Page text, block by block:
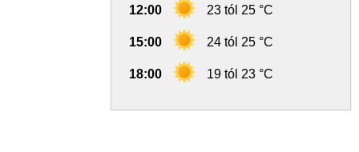
12:00 23 tól 25 °C
15:00 24 tól 25 °C
18:00 19 tól 23 °C